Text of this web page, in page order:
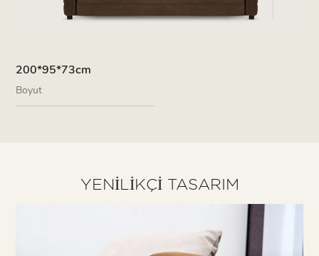
200*95*73cm
Boyut
YENILIKÇI TASARIM